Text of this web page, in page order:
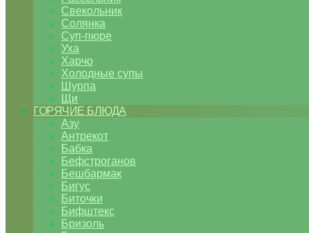
Свекольник
Солянка
Суп-пюре
Уха
Харчо
Холодные супы
Шурпа
Щи
ГОРЯЧИЕ БЛЮДА
Азу
Антрекот
Бабка
Бефстроганов
Бешбармак
Бигус
Биточки
Бифштекс
Бризоль